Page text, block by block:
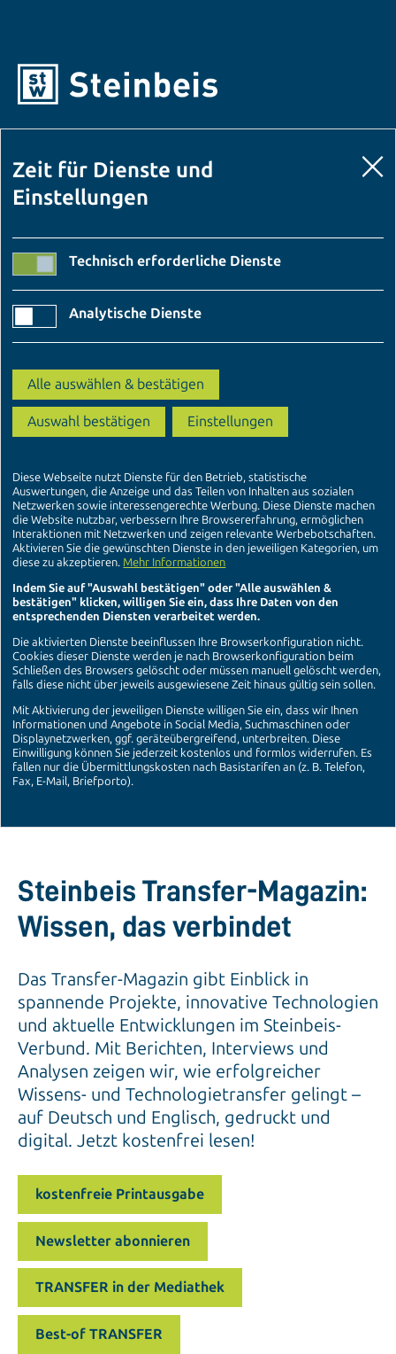
Steinbeis Transfer-Magazin:
Wissen, das verbindet
Das Transfer-Magazin gibt Einblick in
spannende Projekte, innovative Technologien
und aktuelle Entwicklungen im Steinbeis-
Verbund. Mit Berichten, Interviews und
Analysen zeigen wir, wie erfolgreicher
Wissens- und Technologietransfer gelingt –
auf Deutsch und Englisch, gedruckt und
digital. Jetzt kostenfrei lesen!
kostenfreie Printausgabe
Newsletter abonnieren
TRANSFER in der Mediathek
Best-of TRANSFER